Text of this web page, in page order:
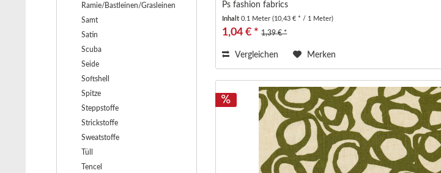
Ramie/Bastleinen/Grasleinen
Samt
Satin
Scuba
Seide
Softshell
Spitze
Steppstoffe
Strickstoffe
Sweatstoffe
Tüll
Tencel
Ps fashion fabrics
Inhalt0.1 Meter(10,43 € * / 1 Meter)
1,04 € * 1,39 € *
Vergleichen Merken